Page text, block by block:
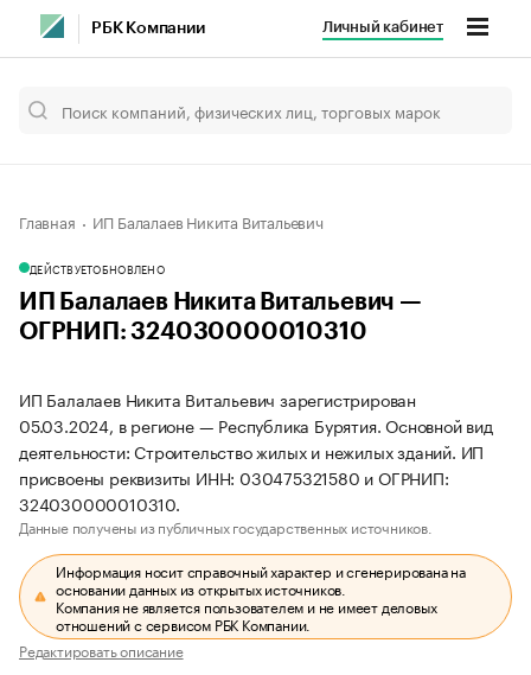
РБК Компании Личный кабинет
Главная ИП Балалаев Никита Витальевич
ДЕЙСТВУЕТОБНОВЛЕНО
ИП Балалаев Никита Витальевич —
ОГРНИП: 324030000010310
ИП Балалаев Никита Витальевич зарегистрирован
05.03.2024, в регионе — Республика Бурятия. Основной вид
деятельности: Строительство жилых и нежилых зданий. ИП
присвоены реквизиты ИНН: 030475321580 и ОГРНИП:
324030000010310.
Данные получены из публичных государственных источников.
Информация носит справочный характер и сгенерирована на
основании данных из открытых источников.
Компания не является пользователем и не имеет деловых
отношений с сервисом РБК Компании.
Редактировать описание